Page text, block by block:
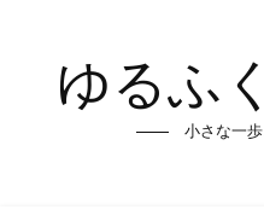
ゆるふ
小さな一